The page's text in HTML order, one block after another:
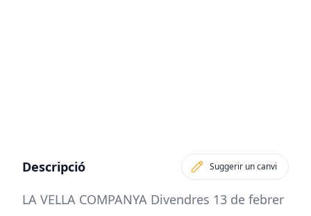
Descripció Suggerir un canvi
LA VELLA COMPANYA Divendres 13 de febrer